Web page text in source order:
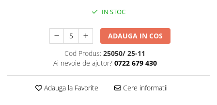
Iasomie
Margarete
Petrecere Tematica
Petrecere fetite
Petrecere Adulti
IN STOC
ADAUGA IN COS
Cod Produs: 25050/ 25-11
Ai nevoie de ajutor? 0722 679 430
Adauga la Favorite Cere informatii